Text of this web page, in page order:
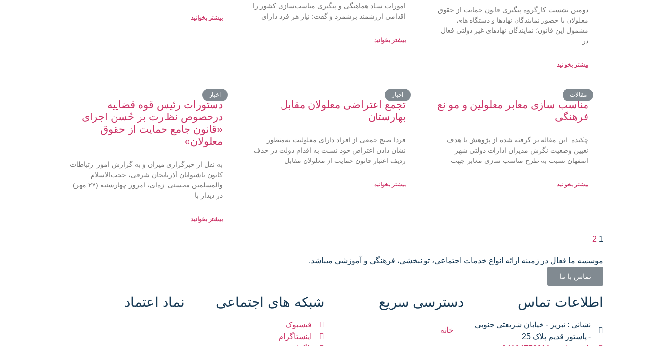
دومین نشست کارگروه پیگیری قانون حمایت از حقوق
معلولان با حضور نمایندگان نهادها و دستگاه های
مشمول این قانون؛ نمایندگان نهادهای غیر دولتی فعال
در
بیشتر بخوانید
امورات ستاد هماهنگی و پیگیری مناسب‌سازی کشور را
اقدامی ارزشمند برشمرد و گفت: نیاز هر فرد دارای
بیشتر بخوانید
بیشتر بخوانید
مقالات
‏مناسب سازی معابر معلولین و موانع
فرهنگی
چکیده: این مقاله بر گرفته شده از پژوهش با هدف
تعیین وضعیت نگرش مدیران ادارات دولتی شهر
اصفهان نسبت به طرح مناسب سازی معابر جهت
بیشتر بخوانید
اخبار
تجمع اعتراضی معلولان مقابل
بهارستان
فردا صبح جمعی از افراد دارای معلولیت به‌منظور
نشان دادن اعتراض خود نسبت به اقدام دولت در حذف
ردیف اعتبار قانون حمایت از معلولان مقابل
بیشتر بخوانید
اخبار
دستورات رئیس قوه قضاییه
درخصوص نظارت بر حُسن اجرای
«قانون جامع حمایت از حقوق
معلولان»
به نقل از خبرگزاری میزان و به گزارش امور ارتباطات
کانون ناشنوایان آذربایجان شرقی، حجت‌الاسلام
والمسلمین محسنی اژه‌ای، امروز چهارشنبه (۲۷ مهر)
در دیدار با
بیشتر بخوانید
1
2
موسسه ما فعال در زمینه ارائه انواع خدمات اجتماعی، توانبخشی، فرهنگی و آموزشی میباشد.
تماس با ما
اطلاعات تماس
نشانی : تبریز - خیابان شریعتی جنوبی
- پاستور قدیم پلاک 25
دسترسی سریع
خانه
شبکه های اجتماعی
فیسبوک
اینستاگرام
نماد اعتماد